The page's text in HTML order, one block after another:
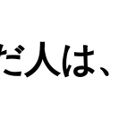
人は